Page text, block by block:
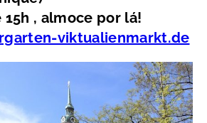
15h , almoce por lá!
viktualienmarkt.de